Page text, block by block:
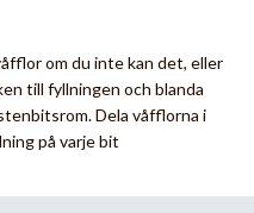
om du inte kan det, eller
till fyllningen och blanda
Dela våfflorna i
på varje bit